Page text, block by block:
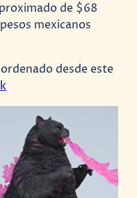
de $68
mexicanos
desde este